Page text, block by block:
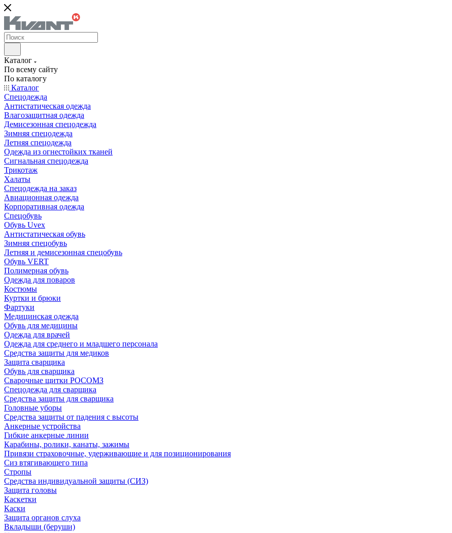
Каталог
По всему сайту
По каталогу
Каталог
Спецодежда
Антистатическая одежда
Влагозащитная одежда
Демисезонная спецодежда
Зимняя спецодежда
Летняя спецодежда
Одежда из огнестойких тканей
Сигнальная спецодежда
Трикотаж
Халаты
Спецодежда на заказ
Авиационная одежда
Корпоративная одежда
Спецобувь
Обувь Uvex
Антистатическая обувь
Зимняя спецобувь
Летняя и демисезонная спецобувь
Обувь VERT
Полимерная обувь
Одежда для поваров
Костюмы
Куртки и брюки
Фартуки
Медицинская одежда
Обувь для медицины
Одежда для врачей
Одежда для среднего и младшего персонала
Средства защиты для медиков
Защита сварщика
Обувь для сварщика
Сварочные щитки РОСОМЗ
Спецодежда для сварщика
Средства защиты для сварщика
Головные уборы
Средства защиты от падения с высоты
Анкерные устройства
Гибкие анкерные линии
Карабины, ролики, канаты, зажимы
Привязи страховочные, удерживающие и для позиционирования
Сиз втягивающего типа
Стропы
Средства индивидуальной защиты (СИЗ)
Защита головы
Каскетки
Каски
Защита органов слуха
Вкладыши (беруши)